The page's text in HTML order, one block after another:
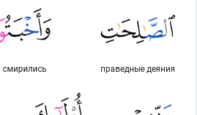
праведные деяния
смирились